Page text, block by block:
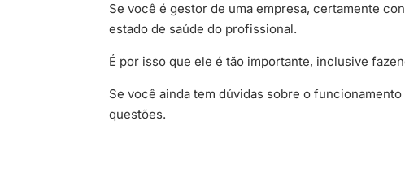
Se você é gestor de uma empresa, certamente
estado de saúde do profissional.
É por isso que ele é tão importante, inclusive
Se você ainda tem dúvidas sobre o
questões.